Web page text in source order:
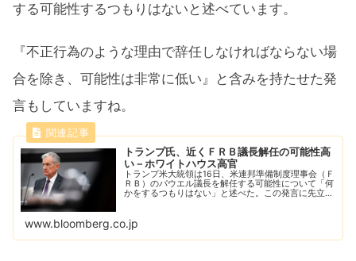
する可能性するつもりはないと述べています。
『不正行為のような理由で辞任しなければならない場
合を除き、可能性は非常に低い』と含みを持たせた発
言もしていますね。
トランプ氏、近くＦＲＢ議長解任の可能性高
い－ホワイトハウス高官
トランプ米大統領は16日、米連邦準備制度理事会（Ｆ
ＲＢ）のパウエル議長を解任する可能性について「何
かをするつもりはない」と述べた。この発言に先立
ー...
www.bloomberg.co.jp